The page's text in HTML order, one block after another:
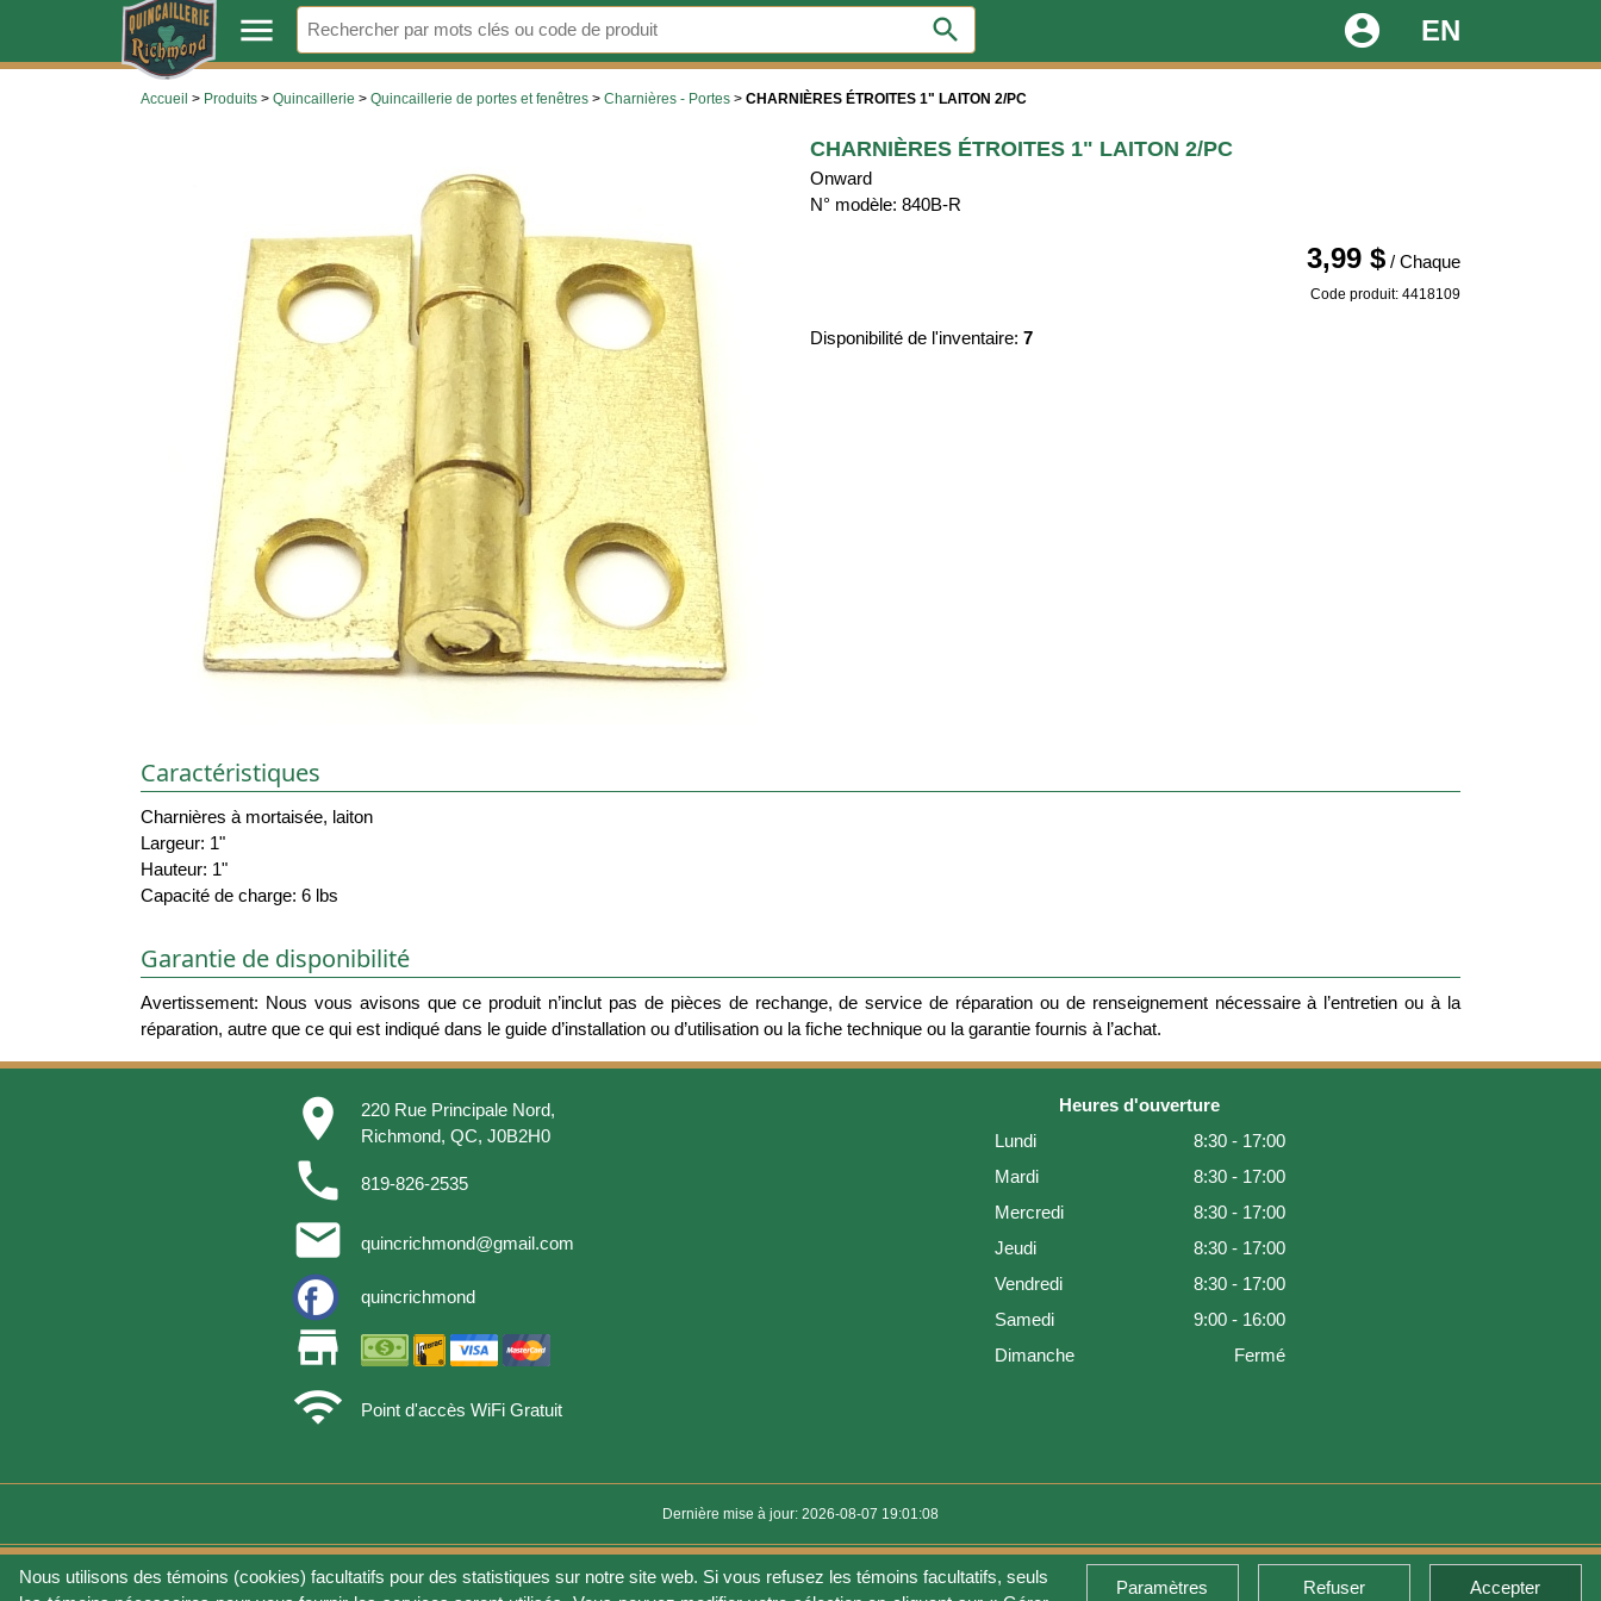
. menu search EN
account_circle
Nous utilisons des témoins (cookies) facultatifs pour des statistiques sur notre site web. Si vous refusez les témoins facultatifs, seuls
Paramètres Refuser Accepter
Accueil > Produits > Quincaillerie > Quincaillerie de portes et fenêtres > Charnières - Portes > CHARNIÈRES ÉTROITES 1" LAITON 2/PC
CHARNIÈRES ÉTROITES 1" LAITON 2/PC
Onward
N° modèle: 840B-R
3,99 $/ Chaque
Code produit: 4418109
Disponibilité de l'inventaire: 7
Caractéristiques
Charnières à mortaisée, laiton
Largeur: 1"
Hauteur: 1"
Capacité de charge: 6 lbs
Garantie de disponibilité
Avertissement: Nous vous avisons que ce produit n’inclut pas de pièces de rechange, de service de réparation ou de renseignement nécessaire à l’entretien ou à la
réparation, autre que ce qui est indiqué dans le guide d’installation ou d’utilisation ou la fiche technique ou la garantie fournis à l’achat.
place
220 Rue Principale Nord,
Richmond, QC, J0B2H0
phone 819-826-2535
email quincrichmond@gmail.com
quincrichmond
store
wifi
Point d'accès WiFi Gratuit
Heures d'ouverture
Lundi
8:30 - 17:00
Mardi
8:30 - 17:00
Mercredi
8:30 - 17:00
Jeudi
8:30 - 17:00
Vendredi
8:30 - 17:00
Samedi
9:00 - 16:00
Dimanche
Fermé
Dernière mise à jour: 2026-08-07 19:01:08